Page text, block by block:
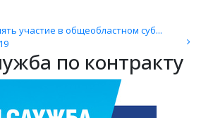
участие в общеобластном суб...
по контракту